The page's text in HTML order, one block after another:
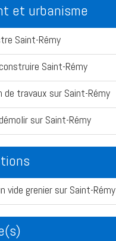
et urbanisme
Saint-Rémy
Saint-Rémy
de travaux sur Saint-Rémy
sur Saint-Rémy
vide grenier sur Saint-Rémy